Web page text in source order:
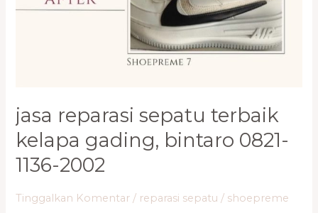
jasa reparasi sepatu terbaik
kelapa gading, bintaro 0821-
1136-2002
Tinggalkan Komentar / reparasi sepatu / shoepreme